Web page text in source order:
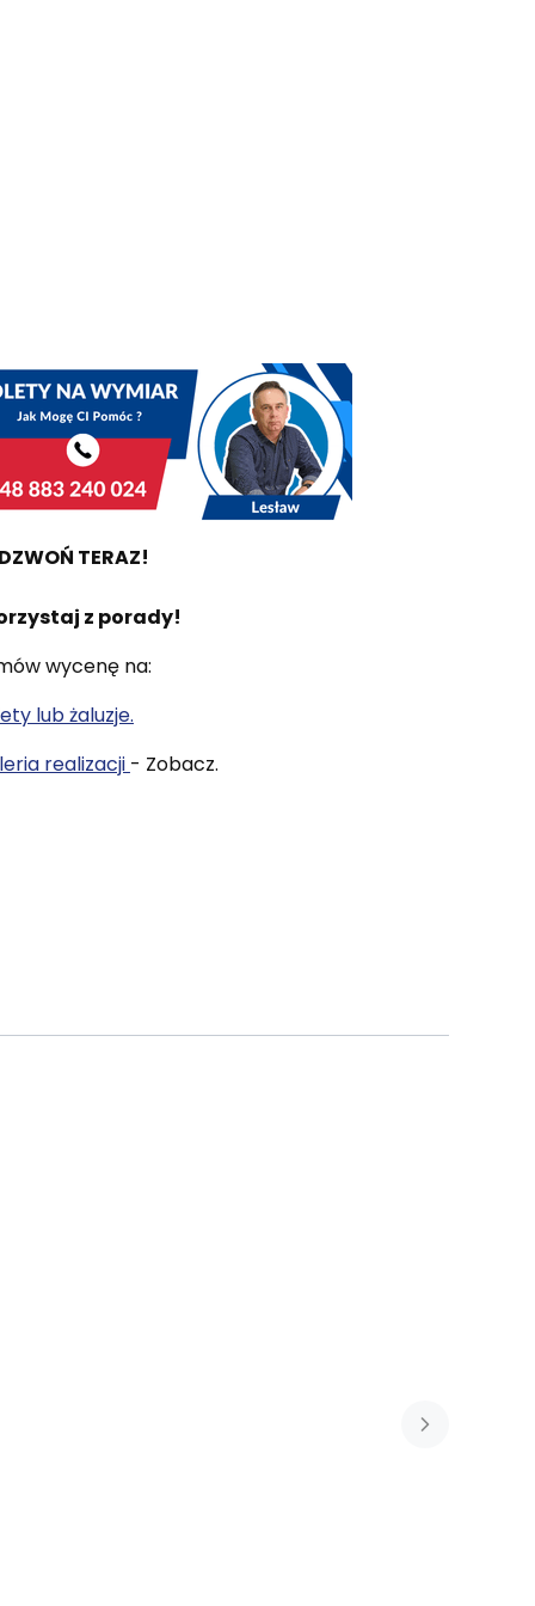
TERAZ!
z porady!
wycenę na:
lub żaluzje.
realizacji - Zobacz.